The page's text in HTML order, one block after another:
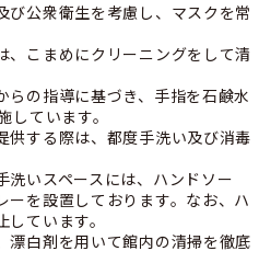
公衆衛生を考慮し、マスクを常
こまめにクリーニングをして清
の指導に基づき、手指を石鹸水
ています。
供する際は、都度手洗い及び消毒
いスペースには、ハンドソー
ーを設置しております。なお、ハ
ています。
白剤を用いて館内の清掃を徹底